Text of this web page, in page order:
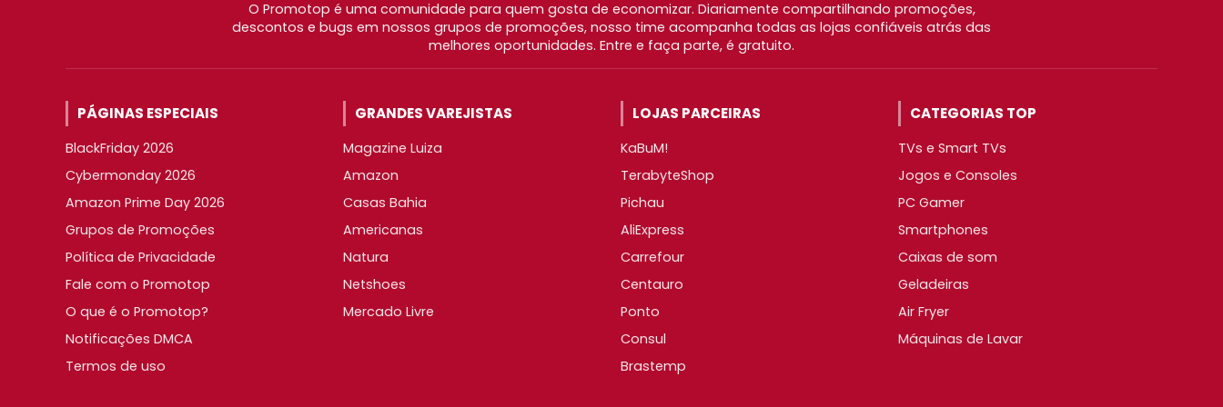
O Promotop é uma comunidade para quem gosta de economizar. Diariamente compartilhando promoções,
descontos e bugs em nossos grupos de promoções, nosso time acompanha todas as lojas confiáveis atrás das
melhores oportunidades. Entre e faça parte, é gratuito.
PÁGINAS ESPECIAIS
BlackFriday 2026
Cybermonday 2026
Amazon Prime Day 2026
Grupos de Promoções
Política de Privacidade
Fale com o Promotop
O que é o Promotop?
Notificações DMCA
Termos de uso
GRANDES VAREJISTAS
Magazine Luiza
Amazon
Casas Bahia
Americanas
Natura
Netshoes
Mercado Livre
LOJAS PARCEIRAS
KaBuM!
TerabyteShop
Pichau
AliExpress
Carrefour
Centauro
Ponto
Consul
Brastemp
CATEGORIAS TOP
TVs e Smart TVs
Jogos e Consoles
PC Gamer
Smartphones
Caixas de som
Geladeiras
Air Fryer
Máquinas de Lavar